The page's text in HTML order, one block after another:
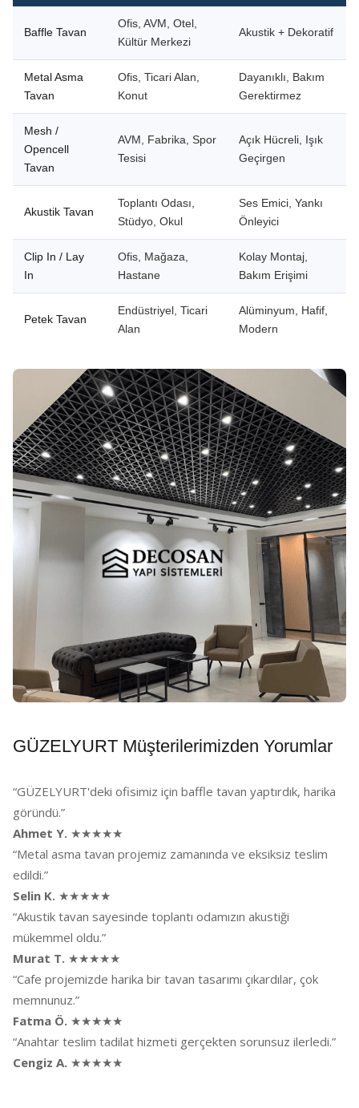
Baffle Tavan
Ofis, AVM, Otel,
Kültür Merkezi
Akustik + Dekoratif
Metal Asma
Tavan
Ofis, Ticari Alan,
Konut
Dayanıklı, Bakım
Gerektirmez
Mesh /
Opencell
Tavan
AVM, Fabrika, Spor
Tesisi
Açık Hücreli, Işık
Geçirgen
Akustik Tavan
Toplantı Odası,
Stüdyo, Okul
Ses Emici, Yankı
Önleyici
Clip In / Lay
In
Ofis, Mağaza,
Hastane
Kolay Montaj,
Bakım Erişimi
Petek Tavan
Endüstriyel, Ticari
Alan
Alüminyum, Hafif,
Modern
GÜZELYURT Müşterilerimizden Yorumlar
“GÜZELYURT'deki ofisimiz için baffle tavan yaptırdık, harika
göründü.”
Ahmet Y. ★★★★★
“Metal asma tavan projemiz zamanında ve eksiksiz teslim
edildi.”
Selin K. ★★★★★
“Akustik tavan sayesinde toplantı odamızın akustiği
mükemmel oldu.”
Murat T. ★★★★★
“Cafe projemizde harika bir tavan tasarımı çıkardılar, çok
memnunuz.”
Fatma Ö. ★★★★★
“Anahtar teslim tadilat hizmeti gerçekten sorunsuz ilerledi.”
Cengiz A. ★★★★★